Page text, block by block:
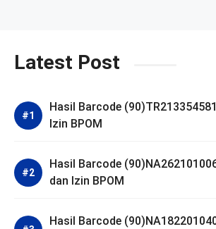
Latest Post
Hasil Barcode
Izin BPOM
Hasil Barcode
dan Izin BPOM
Hasil Barcode